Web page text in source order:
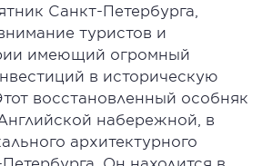
Санкт-Петербурга,
туристов и
имеющий огромный
в историческую
восстановленный особняк
набережной, в
архитектурного
Он находится в